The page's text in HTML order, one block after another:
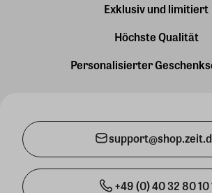
Exklusiv und limitiert
Höchste Qualität
Personalisierter
+49 (0) 40 32 80 10